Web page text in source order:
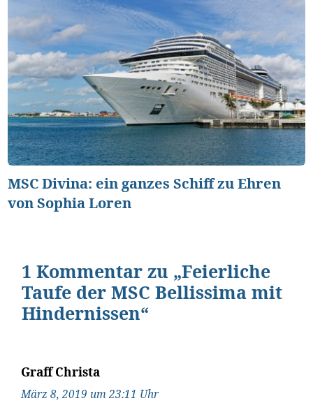
MSC Divina: ein ganzes Schiff zu Ehren
von Sophia Loren
1 Kommentar zu „Feierliche
Taufe der MSC Bellissima mit
Hindernissen“
Graff Christa
März 8, 2019 um 23:11 Uhr